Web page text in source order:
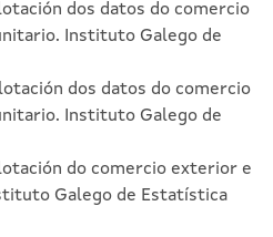
dos datos do comercio
Instituto Galego de
dos datos do comercio
Instituto Galego de
do comercio exterior e
Galego de Estatística